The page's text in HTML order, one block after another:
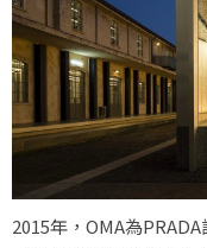
2015年，OMA為